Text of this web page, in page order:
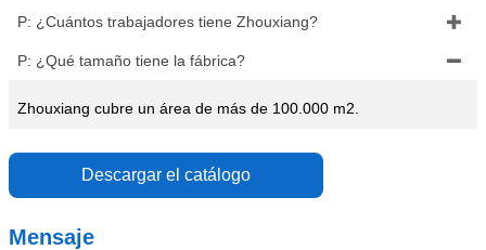
P: ¿Cuántos trabajadores tiene Zhouxiang? 
P: ¿Qué tamaño tiene la fábrica? 
Zhouxiang cubre un área de más de 100.000 m2.
Descargar el catálogo
Mensaje